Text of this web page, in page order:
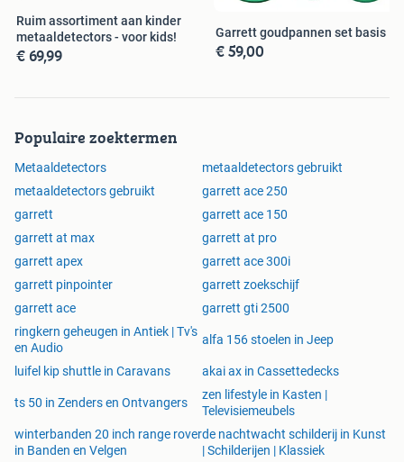
Ruim assortiment aan kinder
metaaldetectors - voor kids!
€ 69,99
Garrett goudpannen set basis
€ 59,00
Populaire zoektermen
Metaaldetectors
metaaldetectors gebruikt
metaaldetectors gebruikt
garrett ace 250
garrett
garrett ace 150
garrett at max
garrett at pro
garrett apex
garrett ace 300i
garrett pinpointer
garrett zoekschijf
garrett ace
garrett gti 2500
ringkern geheugen in Antiek | Tv's
en Audio
alfa 156 stoelen in Jeep
luifel kip shuttle in Caravans akai ax in Cassettedecks
ts 50 in Zenders en Ontvangers
zen lifestyle in Kasten |
Televisiemeubels
winterbanden 20 inch range rover
in Banden en Velgen
de nachtwacht schilderij in Kunst
| Schilderijen | Klassiek